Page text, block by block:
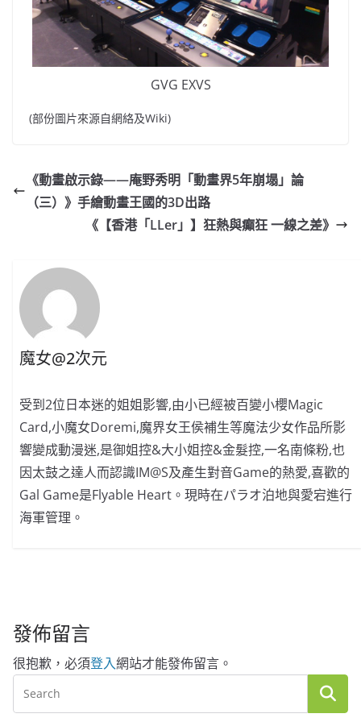
GVG EXVS
(部份圖片來源自網絡及Wiki)
《動畫啟示錄——庵野秀明「動畫界5年崩塌」論
（三）》手繪動畫王國的3D出路
《【香港「LLer」】狂熱與癲狂 一線之差》
魔女@2次元
受到2位日本迷的姐姐影響,由小已經被百變小櫻Magic
Card,小魔女Doremi,魔界女王侯補生等魔法少女作品所影
響變成動漫迷,是御姐控&大小姐控&金髮控,一名南條粉,也
因太鼓之達人而認識IM@S及產生對音Game的熱愛,喜歡的
Gal Game是Flyable Heart。現時在パラオ泊地與愛宕進行
海軍管理。
發佈留言
很抱歉，必須登入網站才能發佈留言。